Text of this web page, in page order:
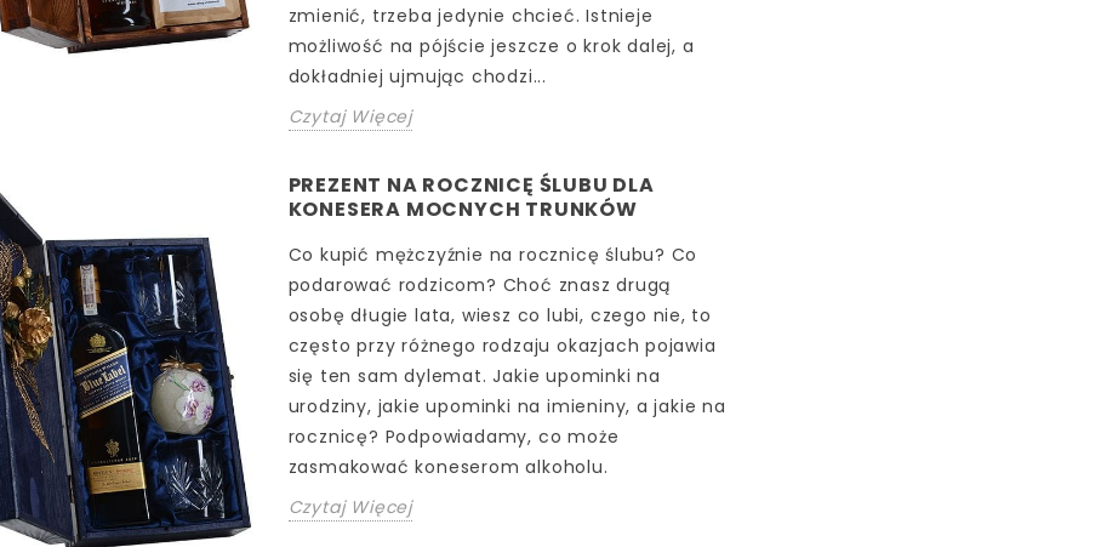
zmienić, trzeba jedynie chcieć. Istnieje
możliwość na pójście jeszcze o krok dalej, a
dokładniej ujmując chodzi...
Czytaj Więcej
PREZENT NA ROCZNICĘ ŚLUBU DLA
KONESERA MOCNYCH TRUNKÓW
Co kupić mężczyźnie na rocznicę ślubu? Co
podarować rodzicom? Choć znasz drugą
osobę długie lata, wiesz co lubi, czego nie, to
często przy różnego rodzaju okazjach pojawia
się ten sam dylemat. Jakie upominki na
urodziny, jakie upominki na imieniny, a jakie na
rocznicę? Podpowiadamy, co może
zasmakować koneserom alkoholu.
Czytaj Więcej